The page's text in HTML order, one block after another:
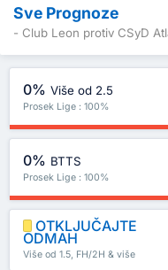
Sve Prognoze
- Club Leon protiv CSyD
0% Više od 2.5
Prosek Lige : 100%
0% BTTS
Prosek Lige : 100%
OTKLJUČAJTE
ODMAH
Više od 1.5, FH/2H & više